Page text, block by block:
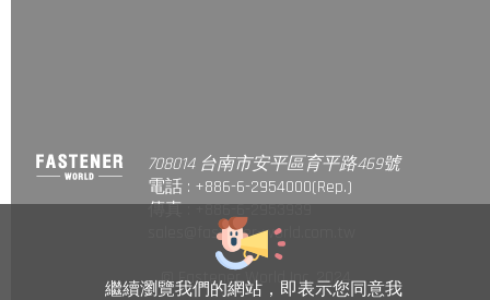
繼續瀏覽我們的網站，即表示您同意我
708014 台南市安平區育平路469號
電話 : +886-6-2954000(Rep.)
傳真 : +886-6-2953939
sales@fastener-world.com.tw
© Fastener World Inc. 2024